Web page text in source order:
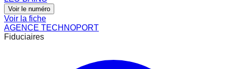
Voir le numéro
Voir la fiche
AGENCE TECHNOPORT
Fiduciaires